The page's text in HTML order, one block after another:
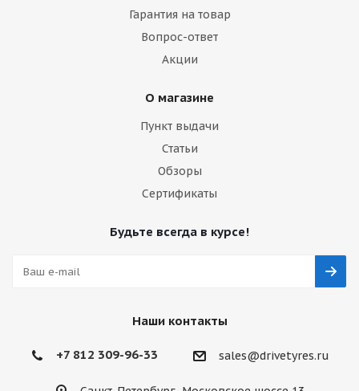
Гарантия на товар
Вопрос-ответ
Акции
О магазине
Пункт выдачи
Статьи
Обзоры
Сертификаты
Будьте всегда в курсе!
Наши контакты
+7 812 309-96-33 sales@drivetyres.ru